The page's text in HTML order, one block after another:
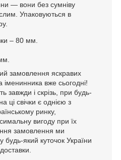
— вони без сумніву
Упаковуються в
– 80 мм.
замовлення яскравих
іменинника вже сьогодні!
завжди і скрізь, при будь-
ці свічки є однією з
ринку,
вигоду при їх
замовлення ми
будь-який куточок України